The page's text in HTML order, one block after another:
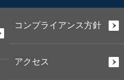
コンプライアンス方針
アクセス